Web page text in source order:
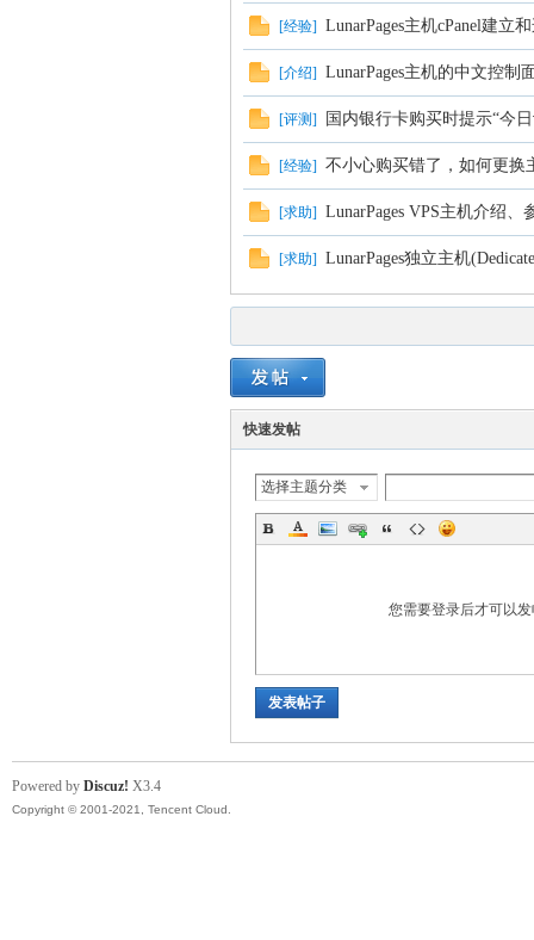
[经验] LunarPages主机cPanel建立
[介绍] LunarPages主机的中文控制
[评测] 国内银行卡购买时提示“今
[经验] 不小心购买错了，如何更换
[求助] LunarPages VPS主机介绍、
[求助] LunarPages独立主机
快速发帖
选择主题分类
您需要登录后才可以
发表帖子
Powered by Discuz! X3.4
Copyright © 2001-2021, Tencent Cloud.